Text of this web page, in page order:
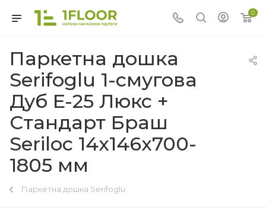
0
Паркетна дошка
Serifoglu 1-смугова
Дуб E-25 Люкс +
Стандарт Браш
Seriloc 14x146x700-
1805 мм
Паркетна дошка Serifoglu